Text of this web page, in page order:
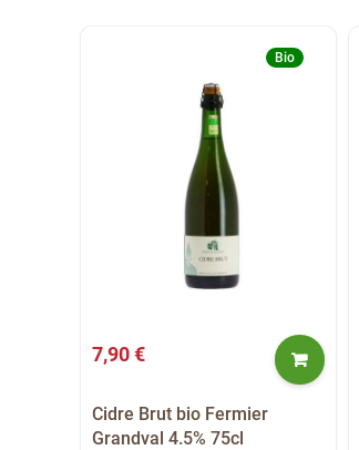
Bio
7,90 €
Cidre Brut bio Fermier
Grandval 4.5% 75cl